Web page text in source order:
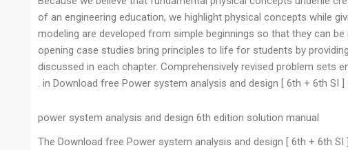
of an engineering education, we highlight physical concepts while
modeling are developed from simple beginnings so that they can
opening case studies bring principles to life for students by
discussed in each chapter. Comprehensively revised problem sets
in Download free Power system analysis and design [ 6th + 6th SI
power system analysis and design 6th edition solution manual
The Download free Power system analysis and design [ 6th + 6th